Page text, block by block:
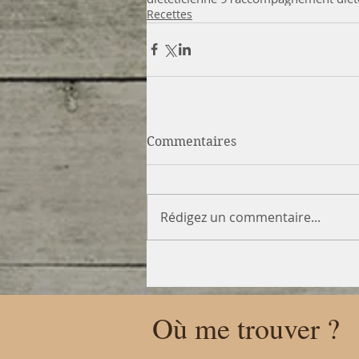
Recettes
Commentaires
Rédigez un commentaire...
Où me trouver ?